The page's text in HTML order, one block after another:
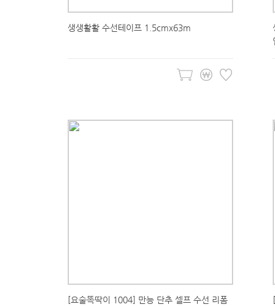
생생활활 수선테이프 1.5cmx63m
[요술똑딱이 1004] 만능 단추 셀프 수선 리폼